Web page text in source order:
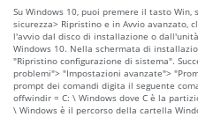
Su Windows 10, puoi premere il tasto
sicurezza> Ripristino e in Avvio avanzato,
l'avvio dal disco di installazione o
Windows 10. Nella schermata di
"Ripristino configurazione di sistema".
problemi"> "Impostazioni avanzate">
prompt dei comandi digita il seguente
offwindir = C: \ Windows dove C è la
\ Windows è il percorso della cartella